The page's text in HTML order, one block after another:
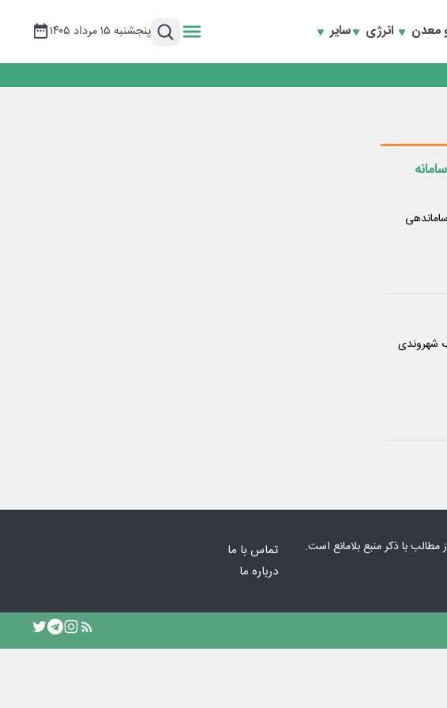
معدن انرژی سایر پنجشنبه ۱۵ مرداد ۱۴۰۵
شهروندی
با ذکر منبع بلامانع است.
تماس با ما
درباره ما